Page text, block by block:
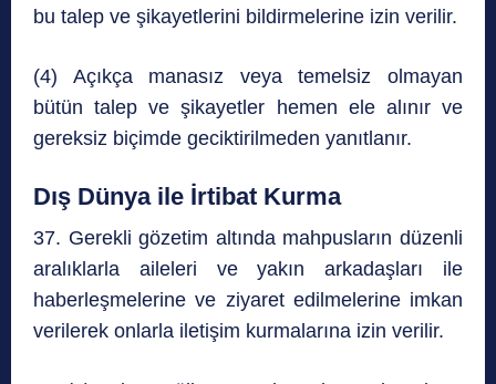
bu talep ve şikayetlerini bildirmelerine izin verilir.
(4) Açıkça manasız veya temelsiz olmayan
bütün talep ve şikayetler hemen ele alınır ve
gereksiz biçimde geciktirilmeden yanıtlanır.
Dış Dünya ile İrtibat Kurma
37. Gerekli gözetim altında mahpusların düzenli
aralıklarla aileleri ve yakın arkadaşları ile
haberleşmelerine ve ziyaret edilmelerine imkan
verilerek onlarla iletişim kurmalarına izin verilir.